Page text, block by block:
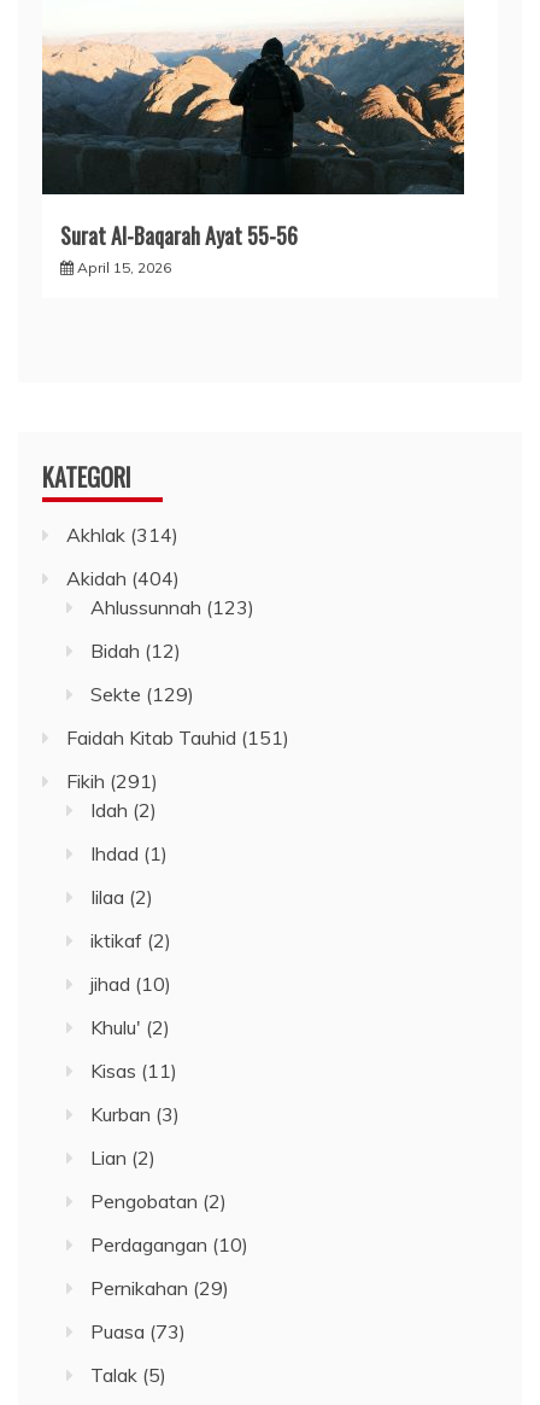
Surat Al-Baqarah Ayat 55-56
April 15, 2026
KATEGORI
Akhlak (314)
Akidah (404)
Ahlussunnah (123)
Bidah (12)
Sekte (129)
Faidah Kitab Tauhid (151)
Fikih (291)
Idah (2)
Ihdad (1)
Iilaa (2)
iktikaf (2)
jihad (10)
Khulu' (2)
Kisas (11)
Kurban (3)
Lian (2)
Pengobatan (2)
Perdagangan (10)
Pernikahan (29)
Puasa (73)
Talak (5)